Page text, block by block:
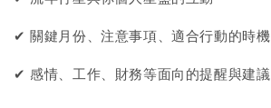
✔︎ 關鍵月份、注意事項、適合行動的時機
✔︎ 感情、工作、財務等面向的提醒與建議